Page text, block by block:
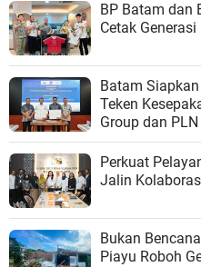
BP Batam dan
Cetak
Batam
Teken
Group dan
Perkuat
Jalin
Bukan
Piayu Roboh